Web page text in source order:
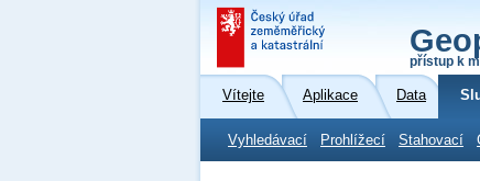
přístup k
Vítejte Aplikace Data
Vyhledávací Prohlížecí Stahovací